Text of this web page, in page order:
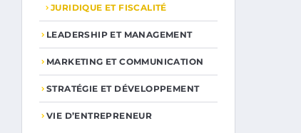
JURIDIQUE ET FISCALITÉ
LEADERSHIP ET MANAGEMENT
MARKETING ET COMMUNICATION
STRATÉGIE ET DÉVELOPPEMENT
VIE D’ENTREPRENEUR